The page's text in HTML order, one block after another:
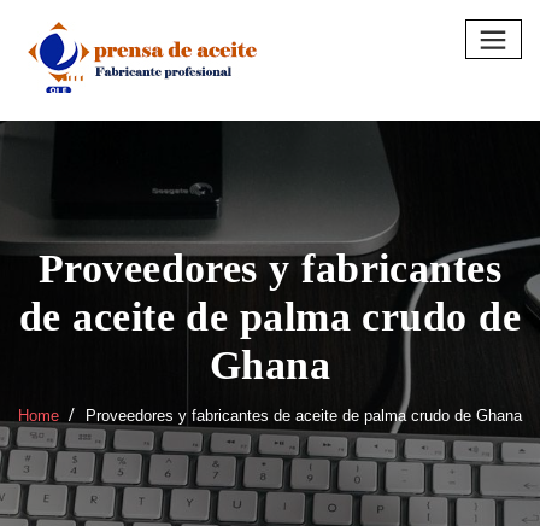
content
Proveedores y fabricantes
de aceite de palma crudo de
Ghana
Home Proveedores y fabricantes de aceite de palma crudo de Ghana